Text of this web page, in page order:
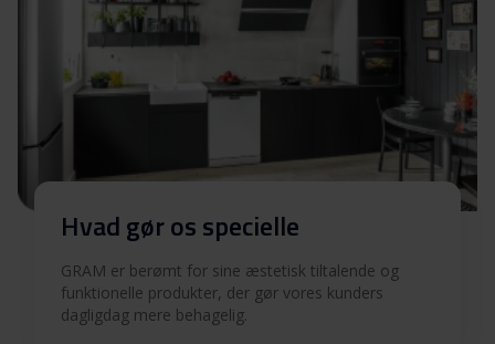
Hvad gør os specielle
GRAM er berømt for sine æstetisk tiltalende og
funktionelle produkter, der gør vores kunders
dagligdag mere behagelig.